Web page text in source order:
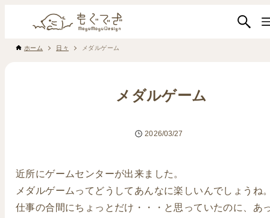
ホーム 日々 メダルゲーム
メダルゲーム
2026/03/27
近所にゲームセンターが出来ました。
メダルゲームってどうしてあんなに楽しいんでしょうね
仕事の合間にちょっとだけ・・・と思っていたのに、あ